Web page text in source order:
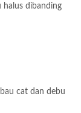
halus dibanding
cat dan debu